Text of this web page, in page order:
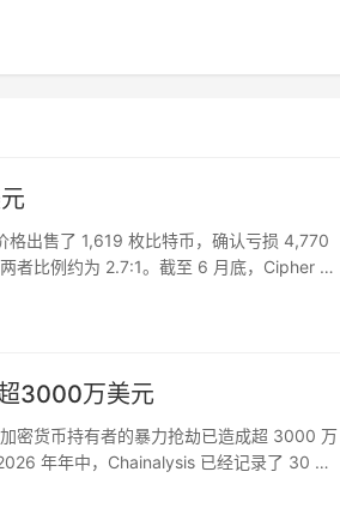
出售了 1,619 枚比特币，确认亏损 4,770
者比例约为 2.7:1。截至 6 月底，Cipher 持
3000万美元
密货币持有者的暴力抢劫已造成超 3000 万
年年中，Chainalysis 已经记录了 30 起